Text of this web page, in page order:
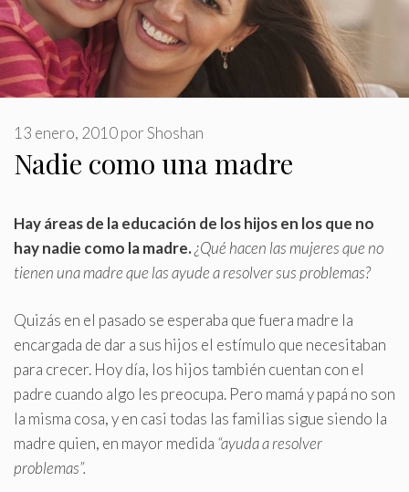
Nadie como una madre
13 enero, 2010porShoshan
Hay áreas de la educación de los hijos en los que no
hay nadie como la madre.¿Qué hacen las mujeres que no
tienen una madre que las ayude a resolver sus problemas?
Quizás en el pasado se esperaba que fuera madre la
encargada de dar a sus hijos el estímulo que necesitaban
para crecer. Hoy día, los hijos también cuentan con el
padre cuando algo les preocupa. Pero mamá y papá no son
la misma cosa, y en casi todas las familias sigue siendo la
madre quien, en mayor medida “ayuda a resolver
problemas”.